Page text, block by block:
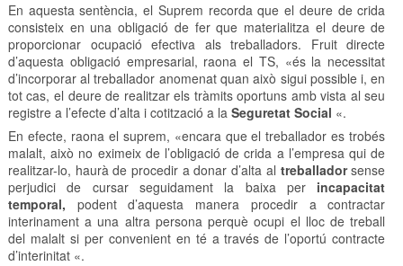
En aquesta sentència, el Suprem recorda que el deure de crida
consisteix en una obligació de fer que materialitza el deure de
proporcionar ocupació efectiva als treballadors. Fruit directe
d’aquesta obligació empresarial, raona el TS, «és la necessitat
d’incorporar al treballador anomenat quan això sigui possible i, en
tot cas, el deure de realitzar els tràmits oportuns amb vista al seu
registre a l’efecte d’alta i cotització a la Seguretat Social «.
En efecte, raona el suprem, «encara que el treballador es trobés
malalt, això no eximeix de l’obligació de crida a l’empresa qui de
realitzar-lo, haurà de procedir a donar d’alta al treballadorsense
perjudici de cursar seguidament la baixa per incapacitat
temporal, podent d’aquesta manera procedir a contractar
interinament a una altra persona perquè ocupi el lloc de treball
del malalt si per convenient en té a través de l’oportú contracte
d’interinitat «.